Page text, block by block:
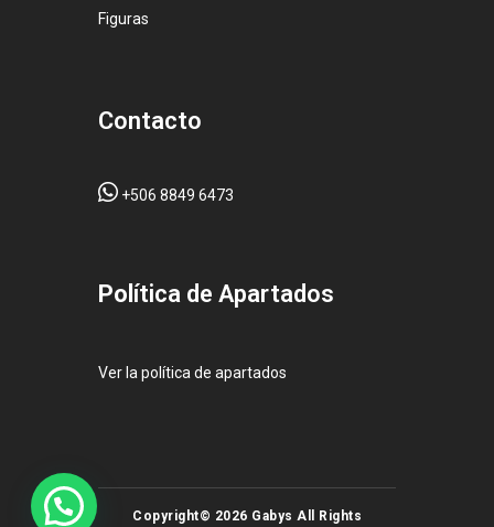
Figuras
Contacto
+506 8849 6473
Pol ítica de Apartados
Ver la política de apartados
Copyright© 2026 Gabys All Rights